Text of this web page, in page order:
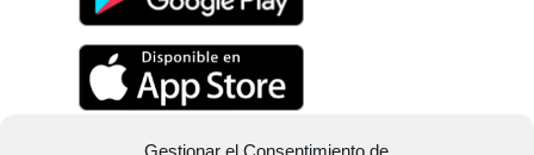
Gestionar el Consentimiento de